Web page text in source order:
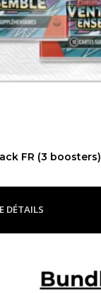
FR (3 boosters)
DÉTAILS